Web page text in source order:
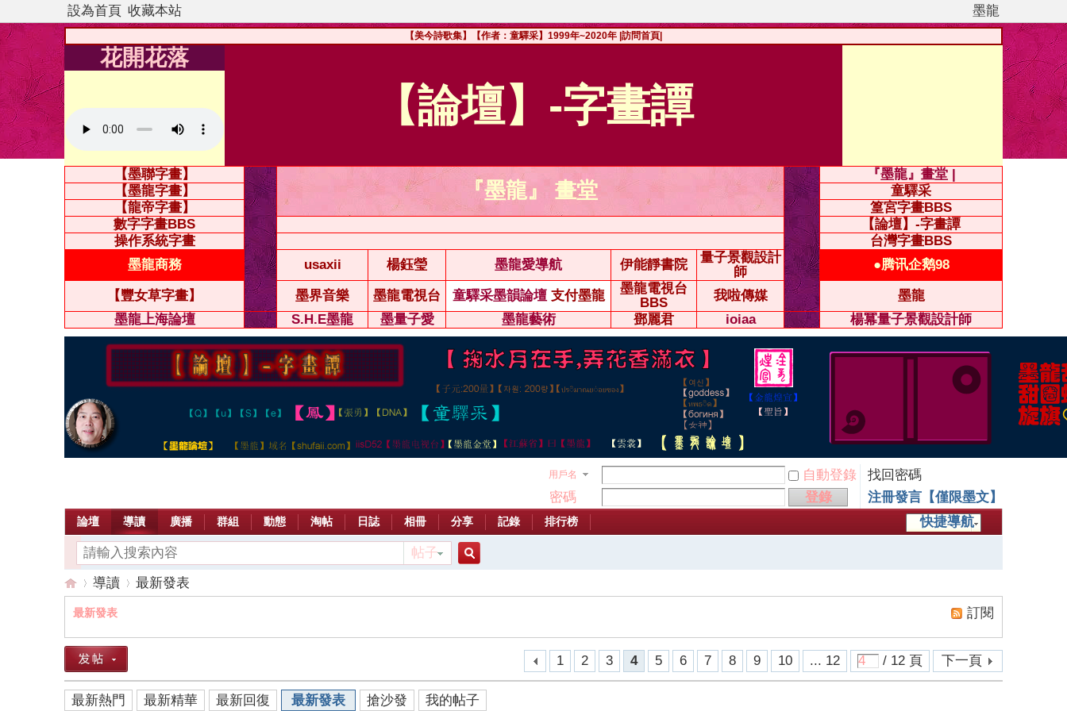
設為首頁 收藏本站 墨龍
【美今詩歌集】【作者：童驛采】1999年~2020年 |訪問首頁|
花開花落
【論壇】-字畫譚
【墨聯字畫】
『墨龍』 畫堂
『墨龍』畫堂 |
【墨龍字畫】
童驛采
【龍帝字畫】
篁宮字畫BBS
數字字畫BBS
【論壇】-字畫譚
操作系統字畫
台灣字畫BBS
墨龍商務
usaxii 楊鈺瑩 墨龍愛導航 伊能靜書院
量子景觀設計
師
●腾讯企鹅98
【豐女草字畫】 墨界音樂 墨龍電視台 童驛采墨韻論壇 支付墨龍
墨龍電視台
BBS
我啦傳媒
墨龍
墨龍上海論壇
S.H.E墨龍 墨量子愛 墨龍藝術 鄧麗君 ioiaa 楊冪量子景觀設計師
用戶名 自動登錄
找回密碼
密碼
登錄
注冊發言【僅限墨文】
快捷導航
論壇 導讀 廣播 群組 動態 淘帖 日誌 相冊 分享 記錄 排行榜
帖子
【»
導讀
›
最新發表
訂閱
最新發表
1 2 3 4 5 6 7 8 9 10 ... 12 / 12 頁 下一頁
最新熱門 最新精華 最新回復 最新發表 搶沙發 我的帖子